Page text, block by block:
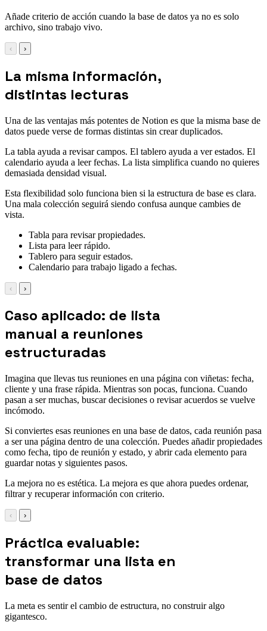
Añade criterio de acción cuando la base de datos ya no es solo
archivo, sino trabajo vivo.
‹ ›
La misma información,
distintas lecturas
Una de las ventajas más potentes de Notion es que la misma base de
datos puede verse de formas distintas sin crear duplicados.
La tabla ayuda a revisar campos. El tablero ayuda a ver estados. El
calendario ayuda a leer fechas. La lista simplifica cuando no quieres
demasiada densidad visual.
Esta flexibilidad solo funciona bien si la estructura de base es clara.
Una mala colección seguirá siendo confusa aunque cambies de
vista.
Tabla para revisar propiedades.
Lista para leer rápido.
Tablero para seguir estados.
Calendario para trabajo ligado a fechas.
‹ ›
Caso aplicado: de lista
manual a reuniones
estructuradas
Imagina que llevas tus reuniones en una página con viñetas: fecha,
cliente y una frase rápida. Mientras son pocas, funciona. Cuando
pasan a ser muchas, buscar decisiones o revisar acuerdos se vuelve
incómodo.
Si conviertes esas reuniones en una base de datos, cada reunión pasa
a ser una página dentro de una colección. Puedes añadir propiedades
como fecha, tipo de reunión y estado, y abrir cada elemento para
guardar notas y siguientes pasos.
La mejora no es estética. La mejora es que ahora puedes ordenar,
filtrar y recuperar información con criterio.
‹ ›
Práctica evaluable:
transformar una lista en
base de datos
La meta es sentir el cambio de estructura, no construir algo
gigantesco.